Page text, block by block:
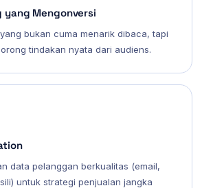
yang Mengonversi
bukan cuma menarik dibaca, tapi
tindakan nyata dari audiens.
data pelanggan berkualitas (email,
untuk strategi penjualan jangka